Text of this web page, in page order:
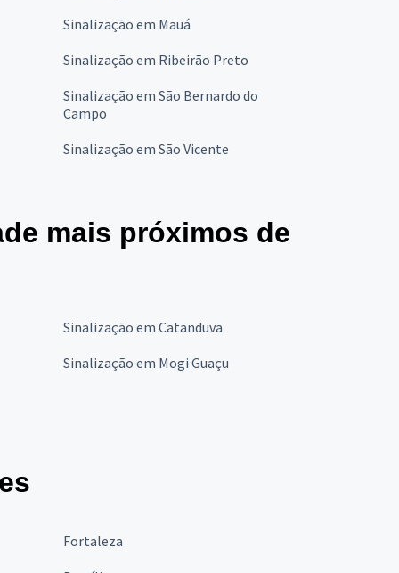
Sinalização em Mauá
Sinalização em Ribeirão Preto
Sinalização em São Bernardo do
Campo
Sinalização em São Vicente
mais próximos de
Sinalização em Catanduva
Sinalização em Mogi Guaçu
Fortaleza